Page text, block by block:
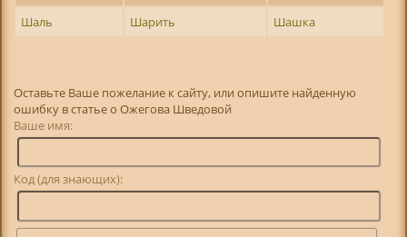
Шаль
Шарить Шашка
Оставьте Ваше пожелание к сайту, или опишите найденную
ошибку в статье о Ожегова Шведовой
Ваше имя:
Код (для знающих):